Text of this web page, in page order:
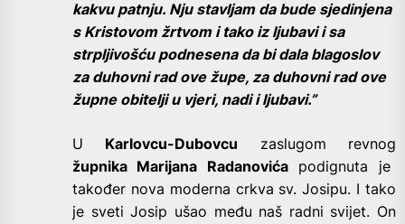
kakvu patnju. Nju stavljam da bude sjedinjena
s Kristovom žrtvom i tako iz ljubavi i sa
strpljivošću podnesena da bi dala blagoslov
za duhovni rad ove župe, za duhovni rad ove
župne obitelji u vjeri, nadi i ljubavi.”
U Karlovcu-Dubovcu zaslugom revnog
župnika Marijana Radanovićapodignuta je
također nova moderna crkva sv. Josipu. I tako
je sveti Josip ušao među naš radni svijet. On